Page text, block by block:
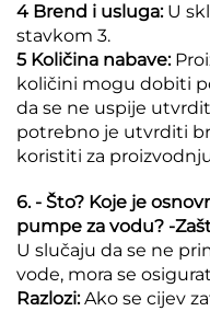
4 Brend i usluga: U
stavkom 3.
5 Količina nabave:
količini mogu dobiti
da se ne uspije
potrebno je utvrditi
koristiti za
6. - Što? Koje je
pumpe za vodu? -
U slučaju da se ne
vode, mora se
Razlozi:Ako se cijev